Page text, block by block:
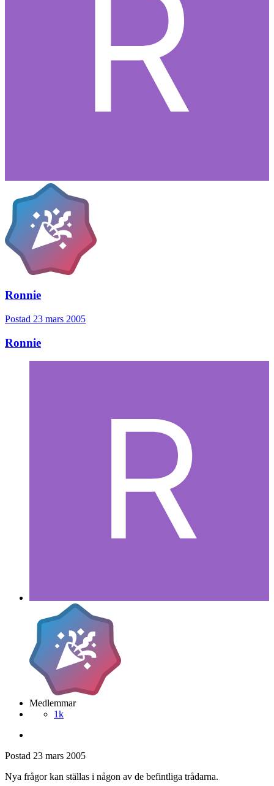
Ronnie
Postad 23 mars 2005
Ronnie
Medlemmar
1k
Postad 23 mars 2005
Nya frågor kan ställas i någon av de befintliga trådarna.